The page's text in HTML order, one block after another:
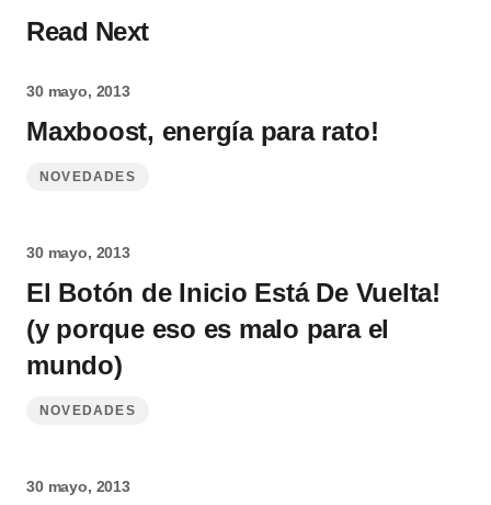
Read Next
30 mayo, 2013
Maxboost, energía para rato!
NOVEDADES
30 mayo, 2013
El Botón de Inicio Está De Vuelta!
(y porque eso es malo para el
mundo)
NOVEDADES
30 mayo, 2013